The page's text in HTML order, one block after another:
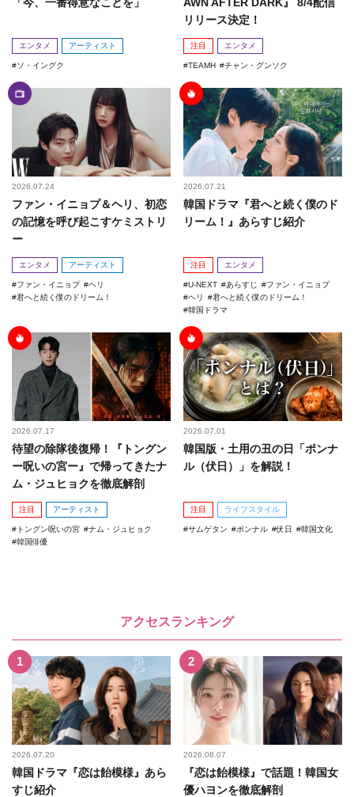
エンタメ アーティスト
ソ・イングク
リリース決定！
注目 エンタメ
TEAMH チャン・グンソク
2026.07.24
ファン・イニョプ＆ヘリ、初恋
の記憶を呼び起こすケミストリ
ー
エンタメ アーティスト
ファン・イニョプ
ヘリ
君へと続く僕のドリーム！
2026.07.21
韓国ドラマ『君へと続く僕のド
リーム！』あらすじ紹介
注目 エンタメ
U-NEXT あらすじ
ファン・イニョプ
ヘリ
君へと続く僕のドリーム！
韓国ドラマ
2026.07.17
待望の除隊後復帰！『トングン
ー呪いの宮ー』で帰ってきたナ
ム・ジュヒョクを徹底解剖
注目 アーティスト
トングン呪いの宮
ナム・ジュヒョク
韓国俳優
2026.07.01
韓国版・土用の丑の日「ポンナ
ル（伏日）」を解説！
注目 ライフスタイル
サムゲタン ポンナル 伏日 韓国文化
アクセスランキング
2026.07.20
韓国ドラマ『恋は飴模様』あら
すじ紹介
2026.08.07
『恋は飴模様』で話題！韓国女
優ハヨンを徹底解剖